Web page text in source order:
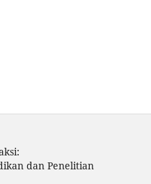
dan Penelitian